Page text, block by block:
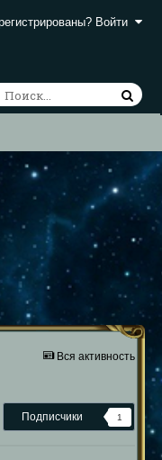
Войти
Вся активность
Подписчики 1